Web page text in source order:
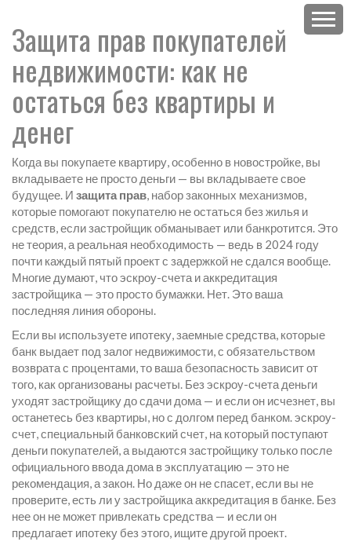
Защита прав покупателей
недвижимости: как не
остаться без квартиры и
денег
Когда вы покупаете квартиру, особенно в новостройке, вы
вкладываете не просто деньги — вы вкладываете свое
будущее. И защита прав, набор законных механизмов,
которые помогают покупателю не остаться без жилья и
средств, если застройщик обманывает или банкротится. Это
не теория, а реальная необходимость — ведь в 2024 году
почти каждый пятый проект с задержкой не сдался вообще.
Многие думают, что эскроу-счета и аккредитация
застройщика — это просто бумажки. Нет. Это ваша
последняя линия обороны.
Если вы используете ипотеку,заемные средства, которые
банк выдает под залог недвижимости, с обязательством
возврата с процентами, то ваша безопасность зависит от
того, как организованы расчеты. Без эскроу-счета деньги
уходят застройщику до сдачи дома — и если он исчезнет, вы
останетесь без квартиры, но с долгом перед банком.эскроу-
счет,специальный банковский счет, на который поступают
деньги покупателей, а выдаются застройщику только после
официального ввода дома в эксплуатацию — это не
рекомендация, а закон. Но даже он не спасет, если вы не
проверите, есть ли у застройщика аккредитация в банке. Без
нее он не может привлекать средства — и если он
предлагает ипотеку без этого, ищите другой проект.